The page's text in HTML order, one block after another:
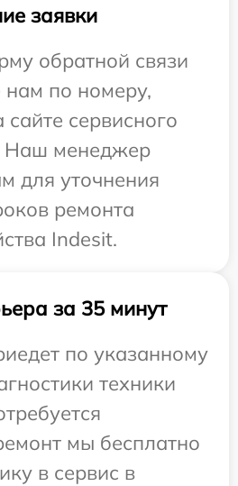
заявки
обратной связи
нам по номеру,
сервисного
Наш менеджер
для уточнения
ремонта
Indesit.
за 35 минут
по указанному
техники
мы бесплатно
в сервис в